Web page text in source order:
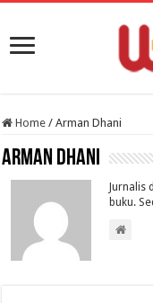
Home / Arman Dhani
Arman Dhani
Jurnalis
buku.